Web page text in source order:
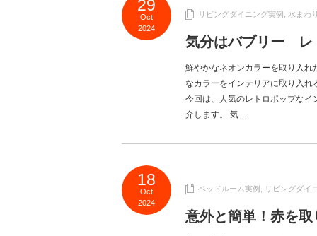
29
Oct
2024
リビングダイニング実例 水まわ
気分はバブリー レ
鮮やかなネオンカラーを取り入
なカラーをインテリアに取り入
今回は、人気のレトロポップな
介します。 気…
18
Oct
2024
ベッドルーム実例 リビングダイ
意外と簡単！赤を